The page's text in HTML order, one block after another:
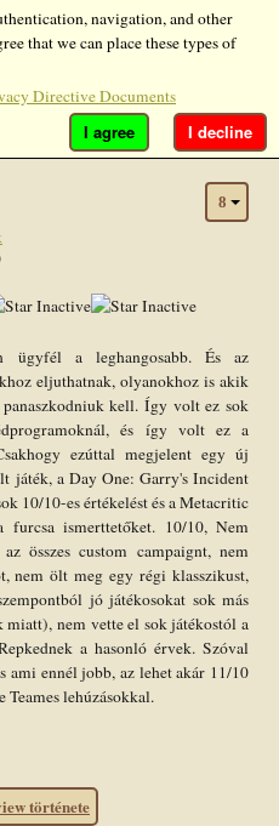
ügyfél a leghangosabb. És az
eljuthatnak, olyanokhoz is akik
kell. Így volt ez sok
és így volt ez a
ezúttal megjelent egy új
játék, a Day One: Garry's Incident
10/10-es értékelést és a Metacritic
ismerttetőket. 10/10, Nem
összes custom campaignt, nem
nem ölt meg egy régi klasszikust,
jó játékosokat sok más
nem vette el sok játékostól a
a hasonló érvek. Szóval
ennél jobb, az lehet akár 11/10
lehúzásokkal.
története
navigation, and other
that we can place these types of
Directive Documents
I decline
I agree